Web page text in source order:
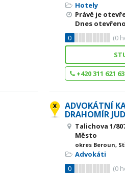
Hotely
Právě je
Dnes
0
(0
+420 311 621
ADVOKÁTNÍ
DRAHOMÍR
Talichova 1/
Město
okres Beroun,
Advokáti
0
(0